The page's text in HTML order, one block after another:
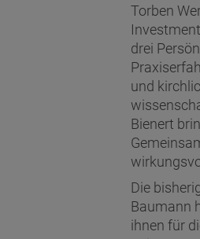
Torben
drei
und
Bienert
Die
Baumann
ihnen für